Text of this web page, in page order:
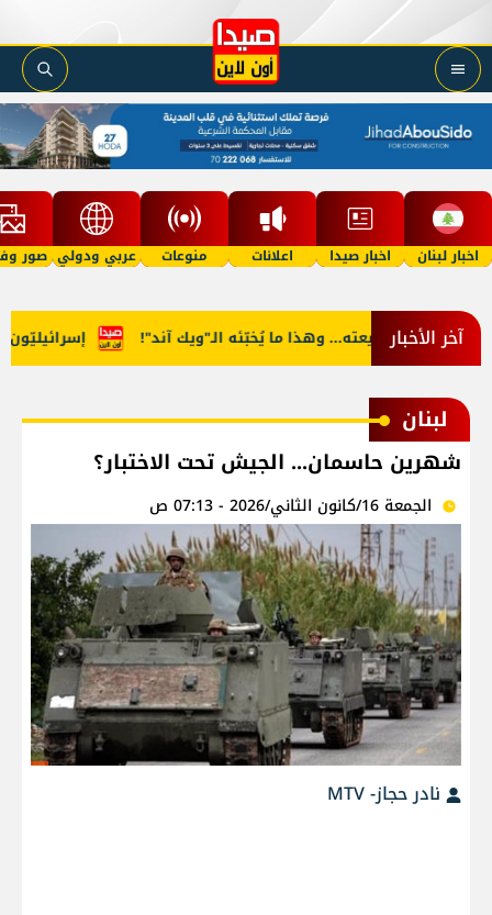
اخبار لبنان اخبار صيدا اعلانات منوعات عربي ودولي صور
آخر الأخبار إسرائيليّون الى طبيعته... وهذا ما يُخبّئه الـ"ويك آند"!
لبنان
شهرين حاسمان... الجيش تحت الاختبار؟
الجمعة 16/كانون الثاني/2026 - 07:13 ص
نادر حجاز- MTV